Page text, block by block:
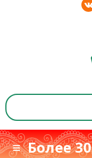
≡ Более